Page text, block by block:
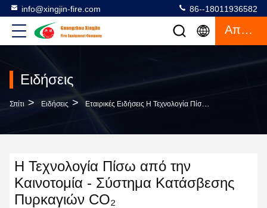
info@xingjin-fire.com 86--18011936582
Απόσπασμα
Ειδήσεις
Σπίτι > Ειδήσεις > Εταιρικές Ειδήσεις Η Τεχνολογία Πίσω Από Την Καινοτομία - Σύστημα Κατάσβεσης Πυρκαγιών CO₂
Η Τεχνολογία Πίσω από την
Καινοτομία - Σύστημα Κατάσβεσης
Πυρκαγιών CO₂